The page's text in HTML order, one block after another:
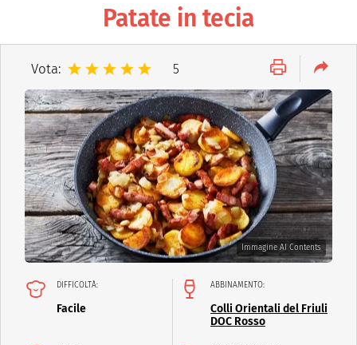
Patate in tecia
Vota: 5
Immagine AI Contents
DIFFICOLTÀ:
Facile
ABBINAMENTO:
Colli Orientali del Friuli
DOC Rosso